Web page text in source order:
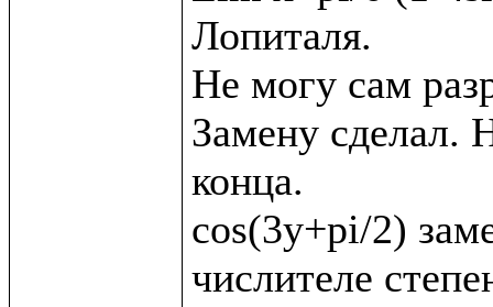
Лопиталя.
Не могу сам
Замену сделал.
конца.
cos(3y+pi/2)
числителе